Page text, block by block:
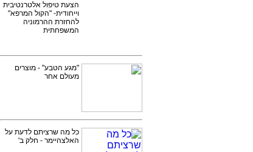
הצעת טיפול אלטרנטיבית
וייחודית- "הקול המרפא"
להחזרת ההרמוניה
המשפחתית
"מגע הטבע" - מוצרים
מעולם אחר
כל מה שרציתם לדעת על
האלצהיימר - חלק ב'